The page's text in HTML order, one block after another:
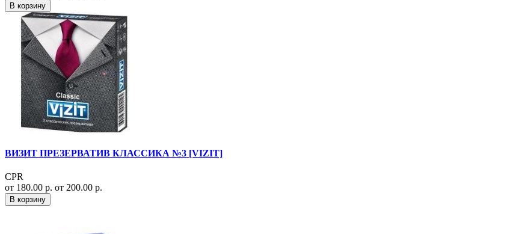
В корзину
ВИЗИТ ПРЕЗЕРВАТИВ КЛАССИКА №3 [VIZIT]
CPR
от 180.00 р. от 200.00 р.
В корзину